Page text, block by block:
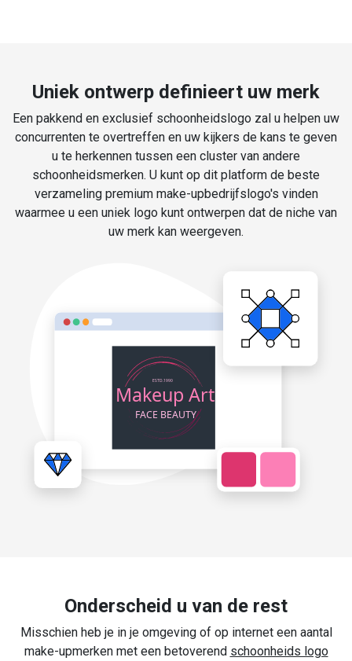
Uniek ontwerp definieert uw merk
Een pakkend en exclusief schoonheidslogo zal u helpen uw
concurrenten te overtreffen en uw kijkers de kans te geven
u te herkennen tussen een cluster van andere
schoonheidsmerken. U kunt op dit platform de beste
verzameling premium make-upbedrijfslogo's vinden
waarmee u een uniek logo kunt ontwerpen dat de niche van
uw merk kan weergeven.
Onderscheid u van de rest
Misschien heb je in je omgeving of op internet een aantal
make-upmerken met een betoverend schoonheids logo